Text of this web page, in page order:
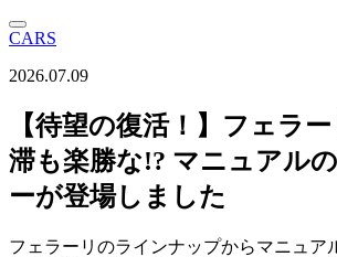
CARS
2026.07.09
【待望の復活！】フェラ
滞も楽勝な!? マニュアル
ーが登場しました
フェラーリのラインナップからマニュア